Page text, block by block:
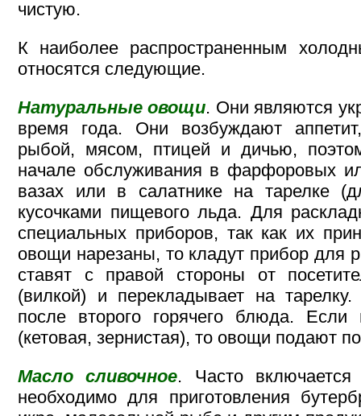
чистую.
К наиболее распространенным
относятся следующие.
Натуральные овощи. Они являются
время года. Они возбуждают
рыбой, мясом, птицей и дичью,
начале обслуживания в фарфоровых
вазах или в салатнике на тарелке
кусочками пищевого льда. Для
специальных приборов, так как их
овощи нарезаны, то кладут прибор для
ставят с правой стороны от
(вилкой) и перекладывает на
после второго горячего блюда.
(кетовая, зернистая), то овощи подают
Масло сливочное. Часто
необходимо для приготовления